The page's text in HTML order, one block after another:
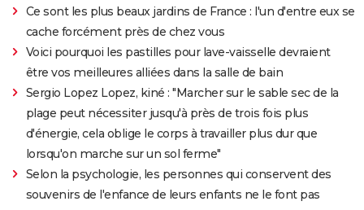
Ce sont les plus beaux jardins de France : l'un d'entre eux se
cache forcément près de chez vous
Voici pourquoi les pastilles pour lave-vaisselle devraient
être vos meilleures alliées dans la salle de bain
Sergio Lopez Lopez, kiné : "Marcher sur le sable sec de la
plage peut nécessiter jusqu'à près de trois fois plus
d'énergie, cela oblige le corps à travailler plus dur que
lorsqu'on marche sur un sol ferme"
Selon la psychologie, les personnes qui conservent des
souvenirs de l'enfance de leurs enfants ne le font pas